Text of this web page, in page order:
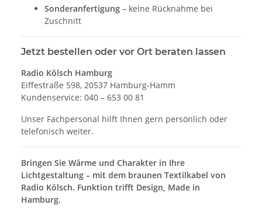
Sonderanfertigung – keine Rücknahme bei
Zuschnitt
Jetzt bestellen oder vor Ort beraten lassen
Radio Kölsch Hamburg
Eiffestraße 598, 20537 Hamburg-Hamm
Kundenservice: 040 – 653 00 81
Unser Fachpersonal hilft Ihnen gern persönlich oder
telefonisch weiter.
Bringen Sie Wärme und Charakter in Ihre
Lichtgestaltung – mit dem braunen Textilkabel von
Radio Kölsch. Funktion trifft Design, Made in
Hamburg.